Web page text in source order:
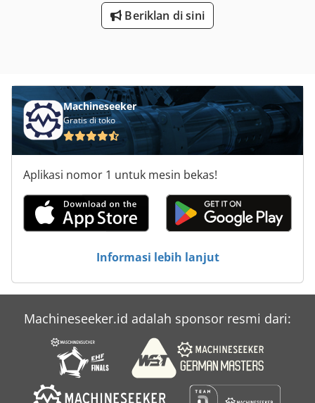
Beriklan di sini
Machineseeker
Gratis di toko
Aplikasi nomor 1 untuk mesin bekas!
Informasi lebih lanjut
Machineseeker.id adalah sponsor resmi dari: